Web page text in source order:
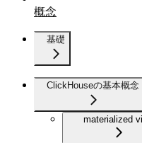
概念
基礎
ClickHouseの基本概念
materialized